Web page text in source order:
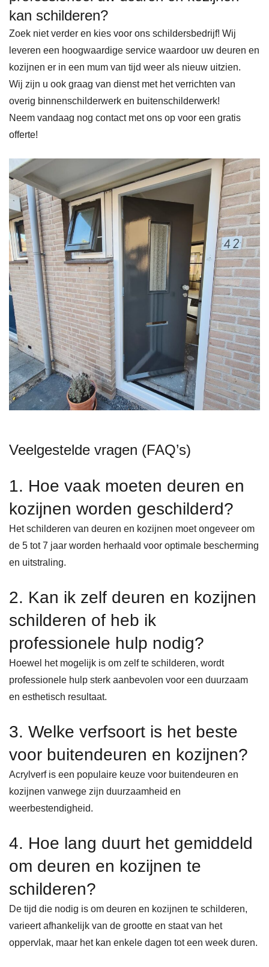
kan schilderen?
Zoek niet verder en kies voor ons schildersbedrijf! Wij
leveren een hoogwaardige service waardoor uw deuren en
kozijnen er in een mum van tijd weer als nieuw uitzien.
Wij zijn u ook graag van dienst met het verrichten van
overig binnenschilderwerk en buitenschilderwerk!
Neem vandaag nog contact met ons op voor een gratis
offerte!
Veelgestelde vragen (FAQ’s)
1. Hoe vaak moeten deuren en
kozijnen worden geschilderd?
Het schilderen van deuren en kozijnen moet ongeveer om
de 5 tot 7 jaar worden herhaald voor optimale bescherming
en uitstraling.
2. Kan ik zelf deuren en kozijnen
schilderen of heb ik
professionele hulp nodig?
Hoewel het mogelijk is om zelf te schilderen, wordt
professionele hulp sterk aanbevolen voor een duurzaam
en esthetisch resultaat.
3. Welke verfsoort is het beste
voor buitendeuren en kozijnen?
Acrylverf is een populaire keuze voor buitendeuren en
kozijnen vanwege zijn duurzaamheid en
weerbestendigheid.
4. Hoe lang duurt het gemiddeld
om deuren en kozijnen te
schilderen?
De tijd die nodig is om deuren en kozijnen te schilderen,
varieert afhankelijk van de grootte en staat van het
oppervlak, maar het kan enkele dagen tot een week duren.